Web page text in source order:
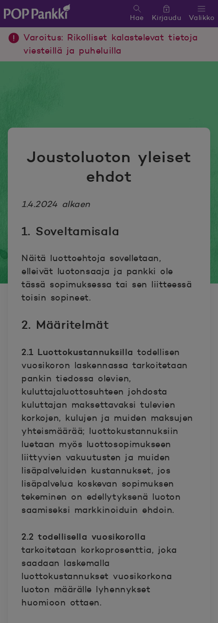
POP Pankki, etusivulle
Valikko
Hae Kirjaudu
Varoitus: Rikolliset kalastelevat tietoja
viesteillä ja puheluilla
Joustoluoton yleiset
ehdot
1.4.2024 alkaen
1. Soveltamisala
Näitä luottoehtoja sovelletaan,
elleivät luotonsaaja ja pankki ole
tässä sopimuksessa tai sen liitteessä
toisin sopineet.
2. Määritelmät
2.1 Luottokustannuksilla todellisen
vuosikoron laskennassa tarkoitetaan
pankin tiedossa olevien,
kuluttajaluottosuhteen johdosta
kuluttajan maksettavaksi tulevien
korkojen, kulujen ja muiden maksujen
yhteismäärää; luottokustannuksiin
luetaan myös luottosopimukseen
liittyvien vakuutusten ja muiden
lisäpalveluiden kustannukset, jos
lisäpalvelua koskevan sopimuksen
tekeminen on edellytyksenä luoton
saamiseksi markkinoiduin ehdoin.
2.2 todellisella vuosikorolla
tarkoitetaan korkoprosenttia, joka
saadaan laskemalla
luottokustannukset vuosikorkona
luoton määrälle lyhennykset
huomioon ottaen.